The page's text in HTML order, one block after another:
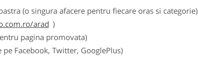
(o singura afacere pentru fiecare oras si categorie)
arad )
pagina promovata)
Facebook, Twitter, GooglePlus)